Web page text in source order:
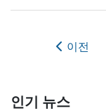
이전
인기 뉴스